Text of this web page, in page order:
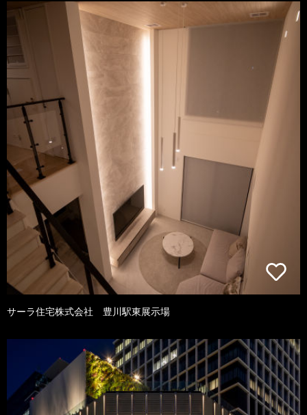
サーラ住宅株式会社 豊川駅東展示場